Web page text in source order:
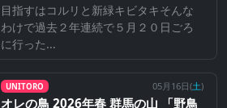
目指すはコルリと新緑キビタキそんな
わけで過去２年連続で５月２０日ごろ
に行った...
UNITORO 05月16日(土)
オレの鳥 2026年春 群馬の山 「野鳥